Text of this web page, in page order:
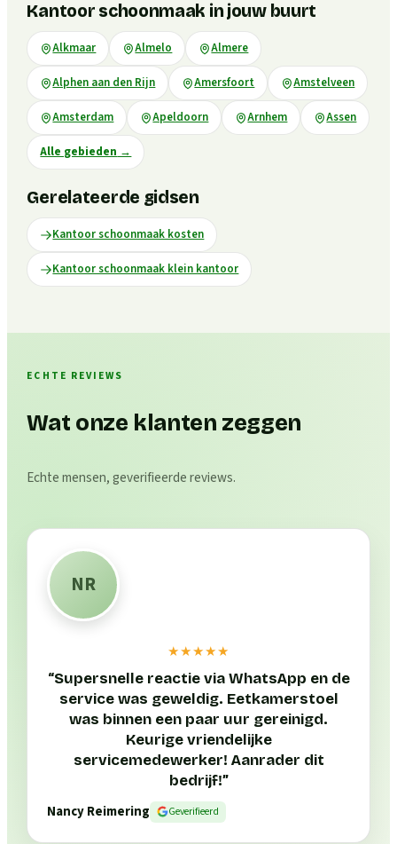
Kantoor schoonmaak in jouw buurt
Alkmaar Almelo Almere
Alphen aan den Rijn Amersfoort Amstelveen
Amsterdam Apeldoorn Arnhem Assen
Alle gebieden →
Gerelateerde gidsen
Kantoor schoonmaak kosten
Kantoor schoonmaak klein kantoor
ECHTE REVIEWS
Wat onze klanten zeggen
Echte mensen, geverifieerde reviews.
NR
★★★★★
“Supersnelle reactie via WhatsApp en de
service was geweldig. Eetkamerstoel
was binnen een paar uur gereinigd.
Keurige vriendelijke
servicemedewerker! Aanrader dit
bedrijf!”
Nancy Reimering
Geverifieerd